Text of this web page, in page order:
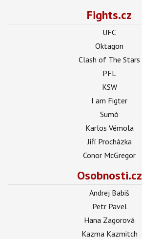
Fights.cz
UFC
Oktagon
Clash of The Stars
PFL
KSW
I am Figter
Sumó
Karlos Vémola
Jiří Procházka
Conor McGregor
Osobnosti.cz
Andrej Babiš
Petr Pavel
Hana Zagorová
Kazma Kazmitch